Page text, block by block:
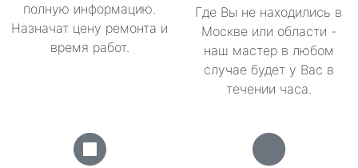
полную информацию.
Назначат цену ремонта и
время работ.
Где Вы не находились в
Москве или области -
наш мастер в любом
случае будет у Вас в
течении часа.